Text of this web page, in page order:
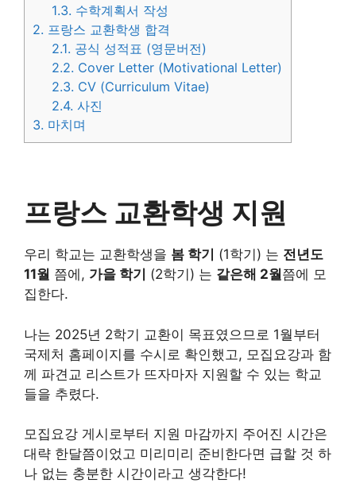
1.3. 수학계획서 작성
2. 프랑스 교환학생 합격
2.1. 공식 성적표 (영문버전)
2.2. Cover Letter (Motivational Letter)
2.3. CV (Curriculum Vitae)
2.4. 사진
3. 마치며
프랑스 교환학생 지원
우리 학교는 교환학생을 봄 학기 (1학기) 는 전년도
11월 쯤에, 가을 학기 (2학기) 는 같은해 2월 쯤에 모
집한다.
나는 2025년 2학기 교환이 목표였으므로 1월부터
국제처 홈페이지를 수시로 확인했고, 모집요강과 함
께 파견교 리스트가 뜨자마자 지원할 수 있는 학교
들을 추렸다.
모집요강 게시로부터 지원 마감까지 주어진 시간은
대략 한달쯤이었고 미리미리 준비한다면 급할 것 하
나 없는 충분한 시간이라고 생각한다!